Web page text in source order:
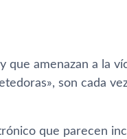
que amenazan a la
son cada
que parecen